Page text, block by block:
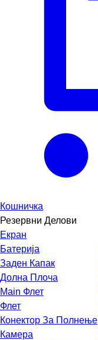
Кошничка
Резервни Делови
Екран
Батерија
Заден Капак
Долна Плоча
Main Флет
Флет
Конектор За Полнење
Камера